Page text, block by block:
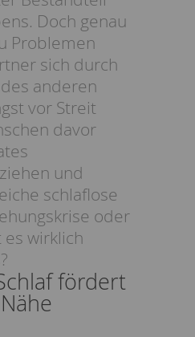
Doch genau
Problemen
sich durch
anderen
vor Streit
davor
und
schlaflose
oder
es wirklich
fördert